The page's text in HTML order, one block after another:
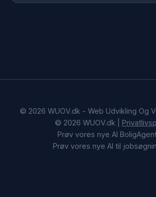
© 2026 WUOV.dk - Web Udvikling Og
© 2026 WUOV.dk |
Prøv vores nye AI
Prøv vores nye AI til